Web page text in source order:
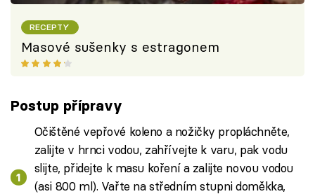
RECEPTY
Masové sušenky s estragonem
Postup přípravy
Očištěné vepřové koleno a nožičky propláchněte,
zalijte v hrnci vodou, zahřívejte k varu, pak vodu
slijte, přidejte k masu koření a zalijte novou vodou
(asi 800 ml). Vařte na středním stupni doměkka,